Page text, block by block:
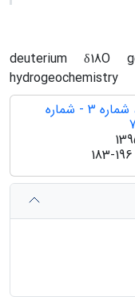
deuterium δ18O
hydrogeochemistry
دوره 2، شماره 3 - شماره
183-196